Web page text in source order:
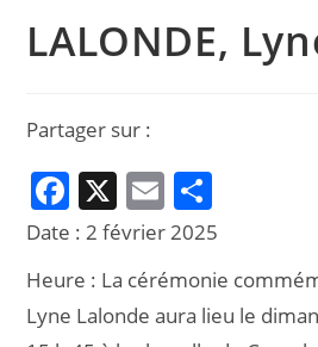
LALONDE,
Partager sur :
F
a
c
e
X E
m
ai
l
ar
ta
g
Date :2 février 2025
Heure : La cérémonie
Lyne Lalonde aura lieu le